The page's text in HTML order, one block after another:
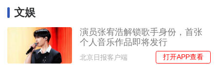
文娱
演员张宥浩解锁歌手身份，首张
个人音乐作品即将发行
北京日报客户端 打开APP查看